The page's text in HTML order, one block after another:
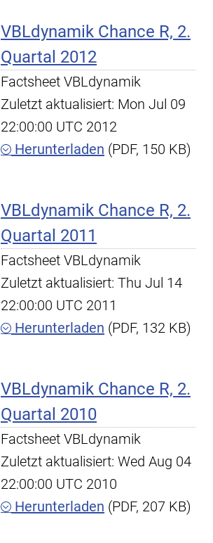
VBLdynamik Chance R, 2.
Quartal 2012
Factsheet VBLdynamik
Zuletzt aktualisiert: Mon Jul 09
22:00:00 UTC 2012
Herunterladen (PDF, 150 KB)
VBLdynamik Chance R, 2.
Quartal 2011
Factsheet VBLdynamik
Zuletzt aktualisiert: Thu Jul 14
22:00:00 UTC 2011
Herunterladen (PDF, 132 KB)
VBLdynamik Chance R, 2.
Quartal 2010
Factsheet VBLdynamik
Zuletzt aktualisiert: Wed Aug 04
22:00:00 UTC 2010
Herunterladen (PDF, 207 KB)